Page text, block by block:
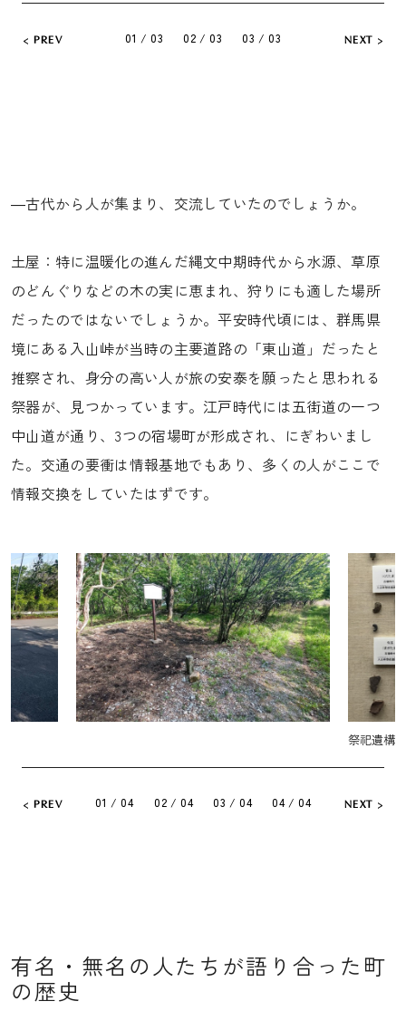
PREV NEXT
01 / 03 02 / 03 03 / 03
―古代から人が集まり、交流していたのでしょうか。
土屋：特に温暖化の進んだ縄文中期時代から水源、草原
のどんぐりなどの木の実に恵まれ、狩りにも適した場所
だったのではないでしょうか。平安時代頃には、群馬県
境にある入山峠が当時の主要道路の「東山道」だったと
推察され、身分の高い人が旅の安泰を願ったと思われる
祭器が、見つかっています。江戸時代には五街道の一つ
中山道が通り、3つの宿場町が形成され、にぎわいまし
た。交通の要衝は情報基地でもあり、多くの人がここで
情報交換をしていたはずです。
PREV NEXT
江戸時代
01 / 04 02 / 04 03 / 04 04 / 04
有名・無名の人たちが語り合った町
の歴史